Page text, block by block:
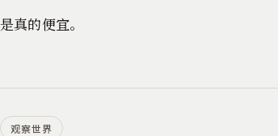
是真的便宜。
观察世界